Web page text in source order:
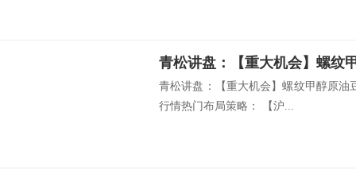
青松讲盘：【重大机会】螺纹甲醇原油
行情热门布局策略： 【沪...